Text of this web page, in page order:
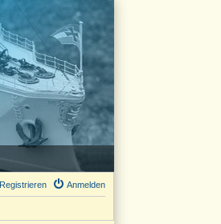
Anmelden
Registrieren